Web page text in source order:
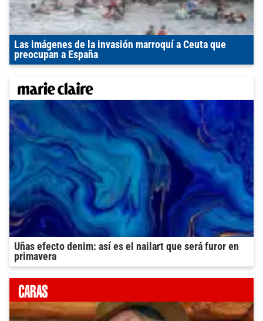
Las imágenes de la invasión marroquí a Ceuta que
preocupan a España
Uñas efecto denim: así es el nailart que será furor en
primavera